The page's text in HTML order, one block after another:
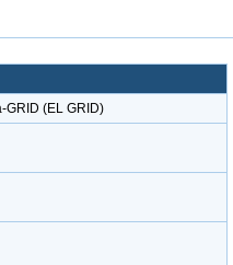
GRID (EL GRID)